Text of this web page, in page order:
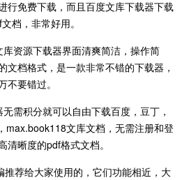
行免费下载，而且百度文库下载器下载
档，非常好用。
资源下载器界面清爽简洁，操作简
文档格式，是一款非常不错的下载器，
要错过。
需积分就可以自由下载百度，豆丁，
max.book118文库文档，无需注册和登
晰度的pdf格式文档。
荐给大家使用的，它们功能相近，大